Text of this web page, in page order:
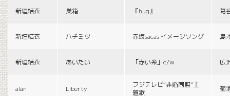
新垣結衣 巣箱 『hug』 葛
新垣結衣 ハチミツ 赤坂sacas イメージソング 島
新垣結衣 あいたい 「赤い糸」c/w 広
alan Liberty
フジテレビ“非婚同盟”主
題歌
菊